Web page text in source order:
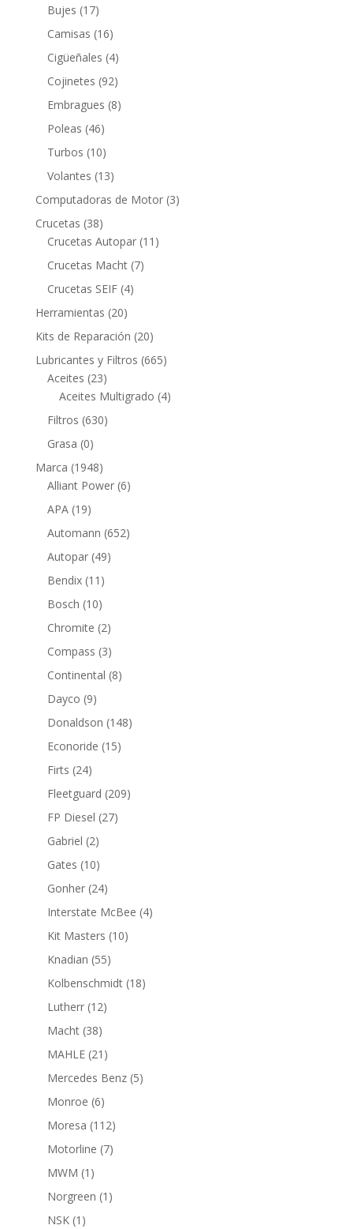
Bujes 1717
productos
Camisas 1616
productos
Cigüeñales 44
productos
Cojinetes 9292
productos
Embragues 88
Poleas 4646
productos
Turbos 1010
productos
Volantes 1313
productos
Computadoras de Motor 33
Crucetas 3838
productos
Crucetas Autopar 11 11
Crucetas Macht 77
Crucetas SEIF 44
Herramientas 2020
productos
Kits de Reparación 2020
productos
Lubricantes y Filtros 665665
Aceites 2323
productos
Aceites Multigrado 44
Filtros 630630
Grasa 00
productos
Marca 19481948
productos
Alliant Power 66
APA 1919
productos
Automann 652652
Autopar 4949
Bendix 11 11
productos
Bosch 1010
productos
Chromite 22
productos
Compass 33
productos
Continental 88
Dayco 99
productos
Donaldson 148148
Econoride 1515
Firts 2424
productos
Fleetguard 209209
FP Diesel 2727
Gabriel 22
productos
Gates 1010
productos
Gonher 2424
productos
Interstate McBee 44
Kit Masters 1010
Knadian 5555
productos
Kolbenschmidt 1818
Lutherr 1212
Macht 3838
productos
MAHLE 21 21
productos
Mercedes Benz 55
Monroe 66
productos
Moresa 112112
productos
Motorline 77
MWM 1 1
producto
Norgreen 1 1
NSK 1 1